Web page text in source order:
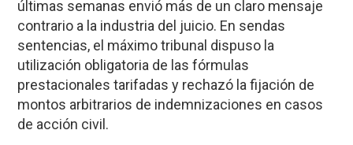
últimas semanas envió más de un claro mensaje
contrario a la industria del juicio. En sendas
sentencias, el máximo tribunal dispuso la
utilización obligatoria de las fórmulas
prestacionales tarifadas y rechazó la fijación de
montos arbitrarios de indemnizaciones en casos
de acción civil.